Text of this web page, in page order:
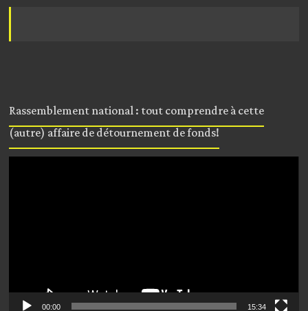
Rassemblement national : tout comprendre à cette
(autre) affaire de détournement de fonds!
00:00 15:34